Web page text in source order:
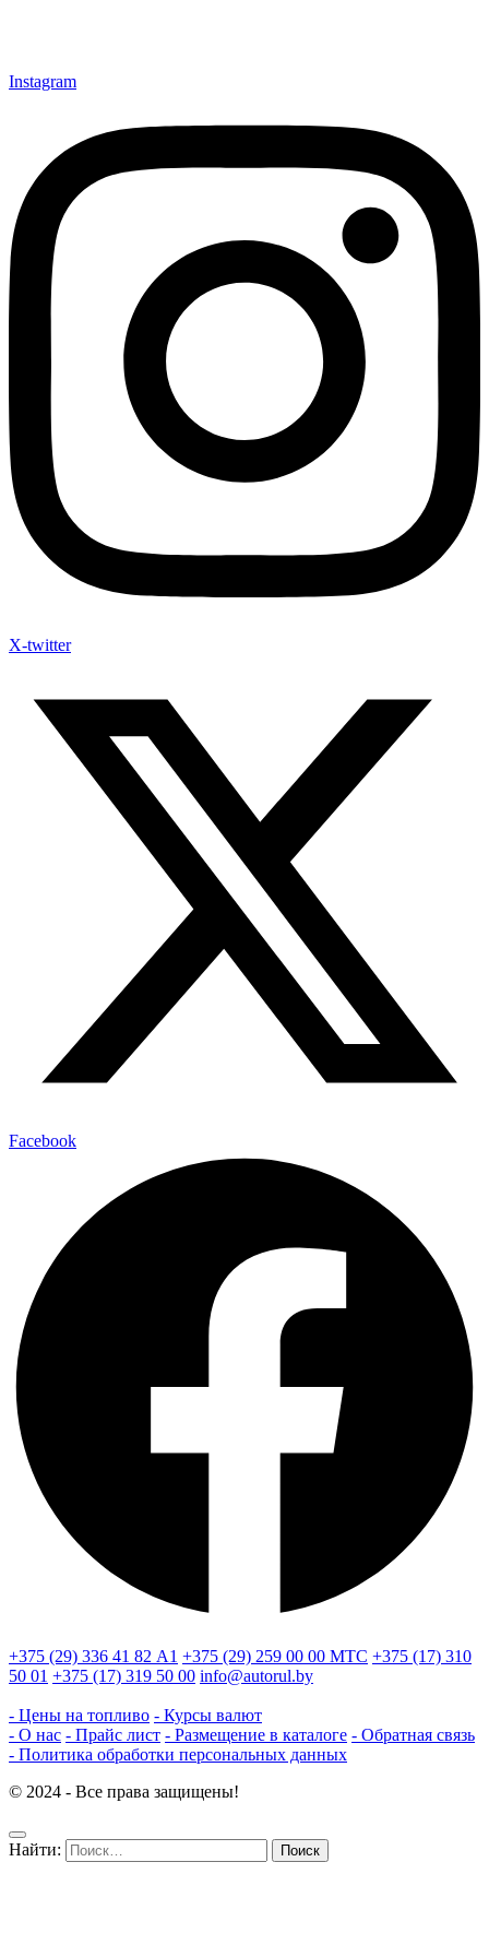
Instagram
X-twitter
Facebook
+375 (29) 336 41 82 А1 +375 (29) 259 00 00 МТС +375 (17) 310
50 01 +375 (17) 319 50 00 info@autorul.by
- Цены на топливо - Курсы валют
- О нас - Прайс лист - Размещение в каталоге - Обратная связь
- Политика обработки персональных данных
© 2024 - Все права защищены!
Найти: